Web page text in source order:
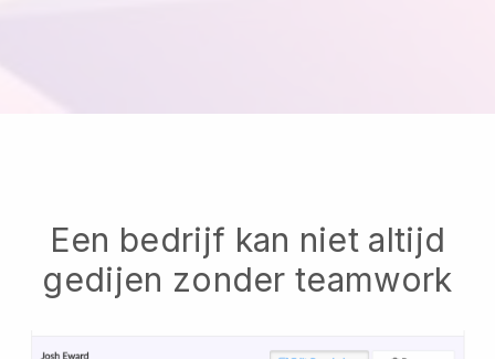
Een bedrijf kan niet altijd
gedijen zonder teamwork